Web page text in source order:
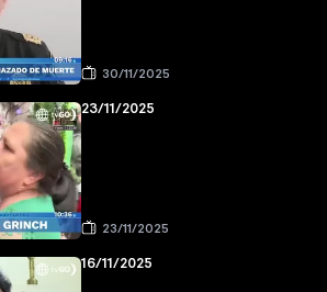
30/11/2025
23/11/2025
23/11/2025
16/11/2025